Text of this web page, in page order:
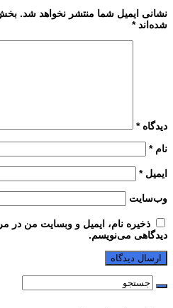
نشانی ایمیل شما منتشر نخواهد شد.
شده‌اند*
دیدگاه*
نام*
ایمیل*
وب‌سایت
ذخیره نام، ایمیل و وبسایت من در
دیدگاهی می‌نویسم.